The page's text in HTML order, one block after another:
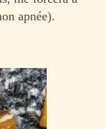
apnée).